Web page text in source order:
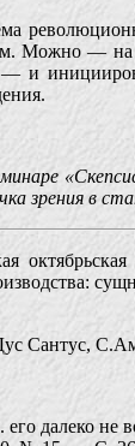
Можно — на
и
зрения в
Сантус,
далеко